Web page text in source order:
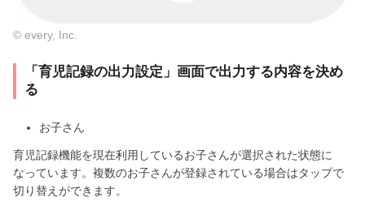
© every, Inc.
「育児記録の出力設定」画面で出力する内容を決め
る
お子さん
育児記録機能を現在利用しているお子さんが選択された状態に
なっています。複数のお子さんが登録されている場合はタップで
切り替えができます。